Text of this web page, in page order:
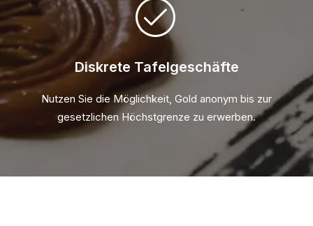
Diskrete Tafelgeschäfte
Nutzen Sie die Möglichkeit, Gold anonym bis zur
gesetzlichen Höchstgrenze zu erwerben.